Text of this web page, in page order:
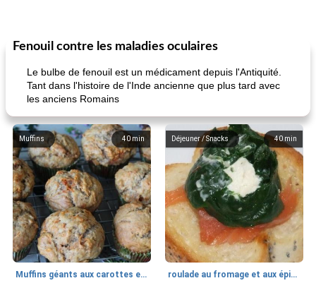
Fenouil contre les maladies oculaires
Le bulbe de fenouil est un médicament depuis l'Antiquité.
Tant dans l'histoire de l'Inde ancienne que plus tard avec
les anciens Romains
40 min
Muffins
Muffins géants aux carottes et à la banane de Nif
40 min
Déjeuner / Snacks
roulade au fromage et aux épinards